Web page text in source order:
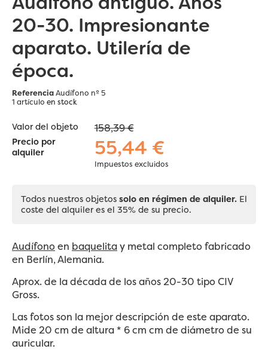
20-30. Impresionante
aparato. Utilería de
época.
ReferenciaAudífono nº 5
1 artículo en stock
Valor del objeto 158,39 €
Precio por
alquiler
55,44 €
Impuestos excluidos
Todos nuestros objetos solo en régimen de alquiler. El
coste del alquiler es el 35% de su precio.
Audífonoen baquelitay metal completo fabricado
en Berlín, Alemania.
Aprox. de la década de los años 20-30 tipo CIV
Gross.
Las fotos son la mejor descripción de este aparato.
Mide 20 cm de altura * 6 cm cm de diámetro de su
auricular.